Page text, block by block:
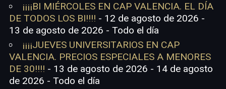
¡¡¡¡BI MIÉRCOLES EN CAP VALENCIA. EL DÍA
DE TODOS LOS BI!!!! - 12 de agosto de 2026 -
13 de agosto de 2026 - Todo el día
¡¡¡¡JUEVES UNIVERSITARIOS EN CAP
VALENCIA. PRECIOS ESPECIALES A MENORES
DE 30!!!! - 13 de agosto de 2026 - 14 de agosto
de 2026 - Todo el día